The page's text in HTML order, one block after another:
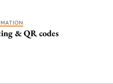
& QR codes